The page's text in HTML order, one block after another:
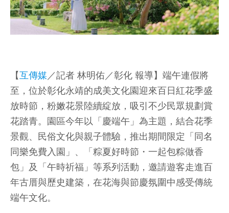
【互傳媒 ／記者 林明佑／彰化 報導】端午連假將
至，位於彰化永靖的成美文化園迎來百日紅花季盛
放時節，粉嫩花景陸續綻放，吸引不少民眾規劃賞
花踏青。園區今年以「慶端午」為主題，結合花季
景觀、民俗文化與親子體驗，推出期間限定「同名
同樂免費入園」、「粽夏好時節・一起包粽做香
包」及「午時祈福」等系列活動，邀請遊客走進百
年古厝與歷史建築，在花海與節慶氛圍中感受傳統
端午文化。